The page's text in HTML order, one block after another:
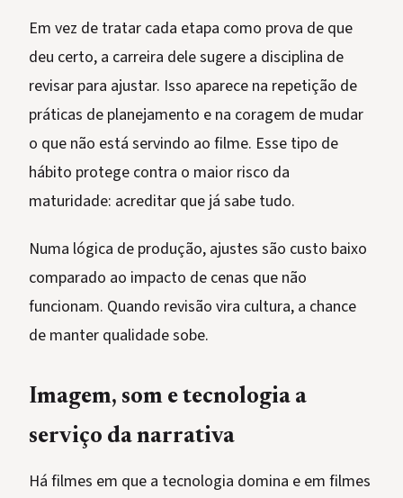
Em vez de tratar cada etapa como prova de que
deu certo, a carreira dele sugere a disciplina de
revisar para ajustar. Isso aparece na repetição de
práticas de planejamento e na coragem de mudar
o que não está servindo ao filme. Esse tipo de
hábito protege contra o maior risco da
maturidade: acreditar que já sabe tudo.
Numa lógica de produção, ajustes são custo baixo
comparado ao impacto de cenas que não
funcionam. Quando revisão vira cultura, a chance
de manter qualidade sobe.
Imagem, som e tecnologia a
serviço da narrativa
Há filmes em que a tecnologia domina e em filmes